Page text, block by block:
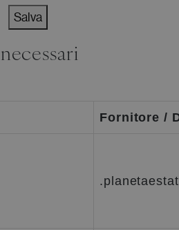
Salva
Fornitore /